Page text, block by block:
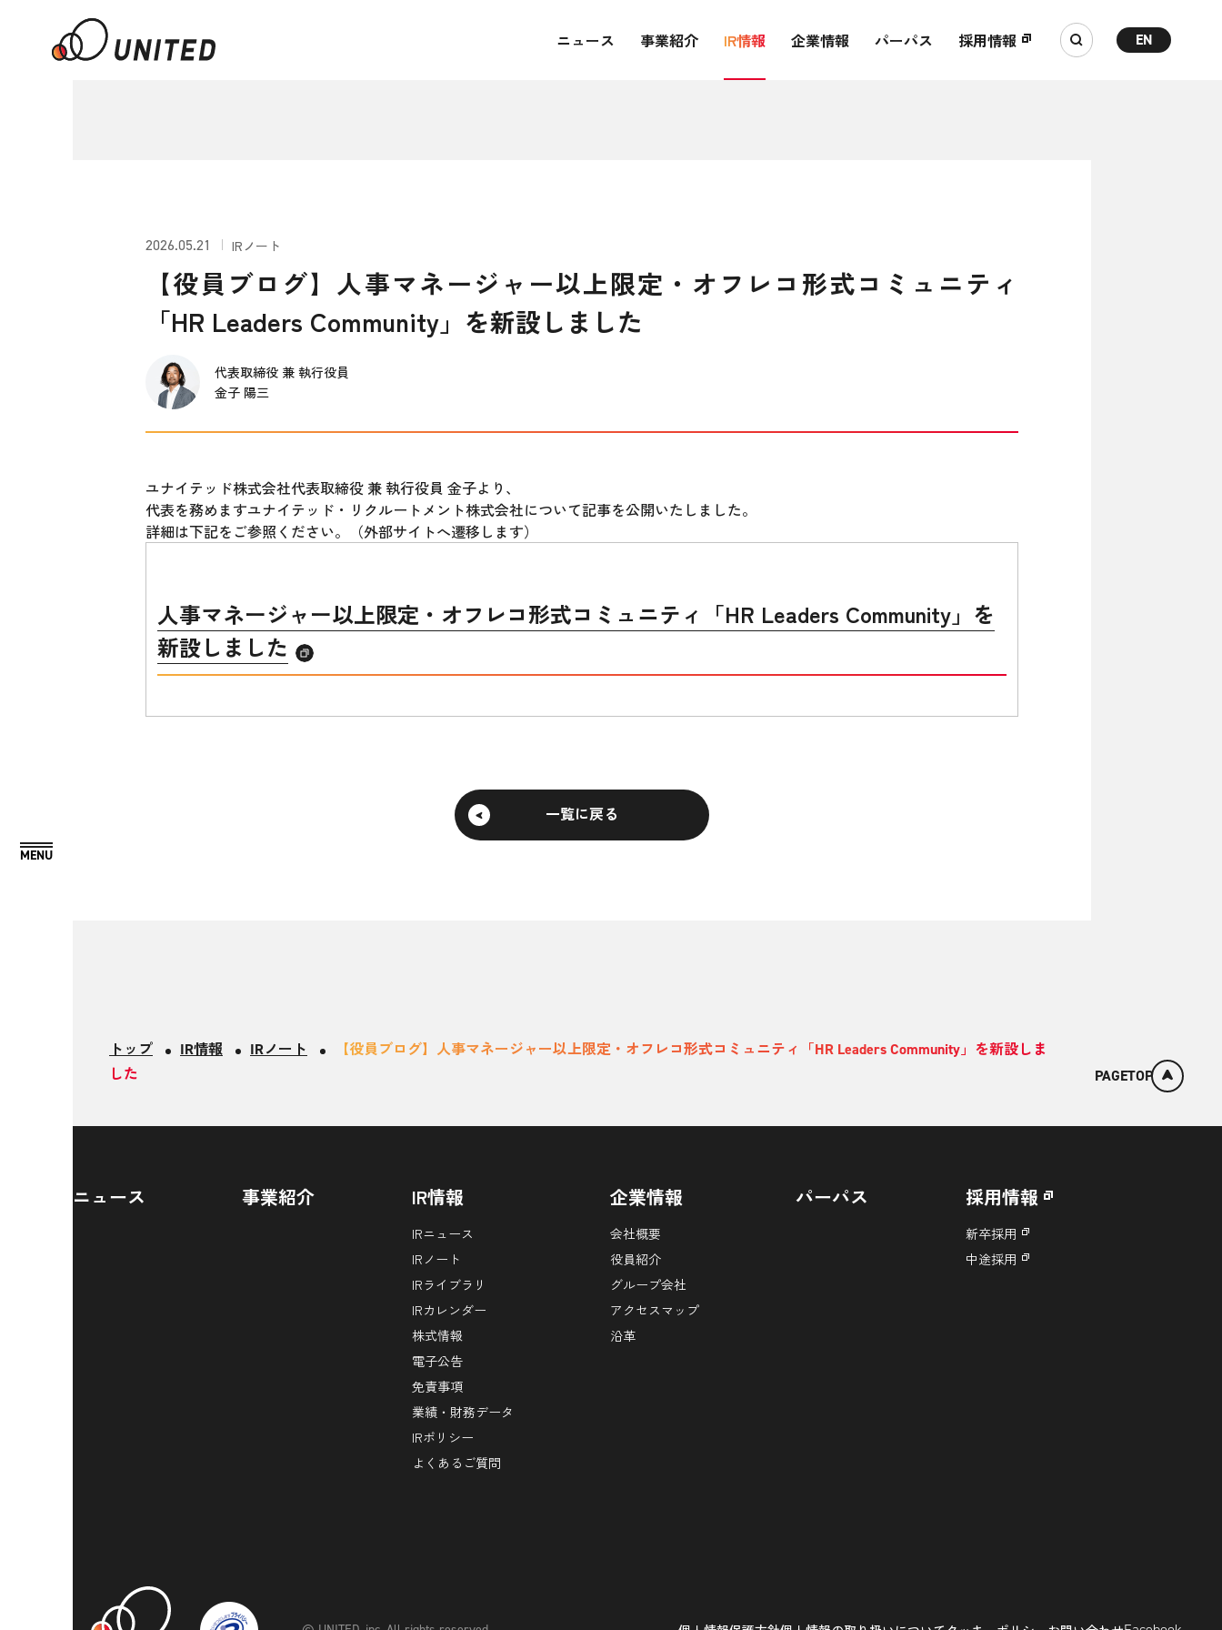
ニュース 事業紹介 IR情報 企業情報 パーパス 採用情報 EN
2026.05.21 IRノート
【役員ブログ】人事マネージャー以上限定・オフレコ形式コミュニティ
「HR Leaders Community」を新設しました
代表取締役 兼 執行役員
金子 陽三
ユナイテッド株式会社代表取締役 兼 執行役員 金子より、
代表を務めますユナイテッド・リクルートメント株式会社について記事を公開いたしました。
詳細は下記をご参照ください。（外部サイトへ遷移します）
人事マネージャー以上限定・オフレコ形式コミュニティ「HR Leaders Community」を
新設しました
一覧に戻る
トップ IR情報 IRノート
【役員ブログ】人事マネージャー以上限定・オフレコ形式コミュニティ「HR Leaders Community」を新設しま
した
PAGETOP
ニュース 事業紹介 IR情報
IRニュース
IRノート
IRライブラリ
IRカレンダー
株式情報
電子公告
免責事項
業績・財務データ
IRポリシー
よくあるご質問
企業情報
会社概要
役員紹介
グループ会社
アクセスマップ
沿革
パーパス 採用情報
新卒採用
中途採用